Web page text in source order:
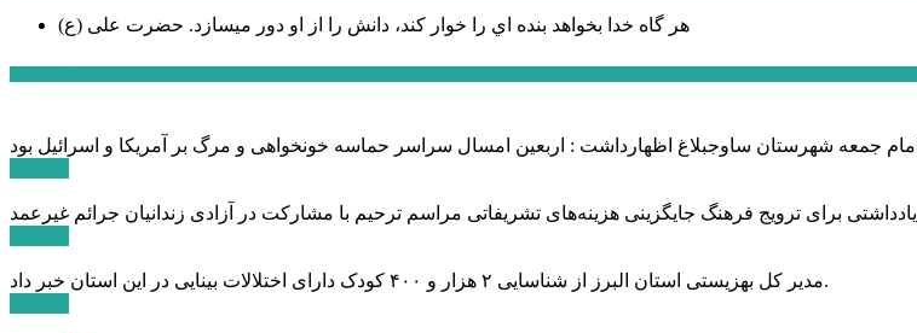
هر گاه خدا بخواهد بنده اي را خوار كند، دانش را از او دور میسازد. حضرت علی (ع)
یادداشتی برای ترویج فرهنگ جایگزینی هزینه‌های تشریفاتی مراسم ترحیم با مشارکت در آزادی زندانیان جرائم غیرعمد
مدیر کل بهزیستی استان البرز از شناسایی ۲ هزار و ۴۰۰ کودک دارای اختلالات بینایی در این استان خبر داد.